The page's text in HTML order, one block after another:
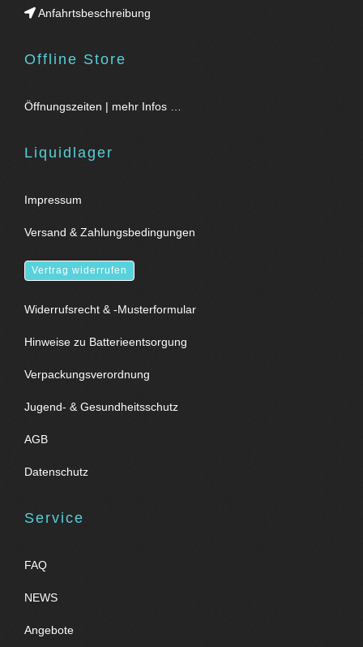
Anfahrtsbeschreibung
Offline Store
Öffnungszeiten | mehr Infos …
Liquidlager
Impressum
Versand & Zahlungsbedingungen
Vertrag widerrufen
Widerrufsrecht & -Musterformular
Hinweise zu Batterieentsorgung
Verpackungsverordnung
Jugend- & Gesundheitsschutz
AGB
Datenschutz
Service
FAQ
NEWS
Angebote